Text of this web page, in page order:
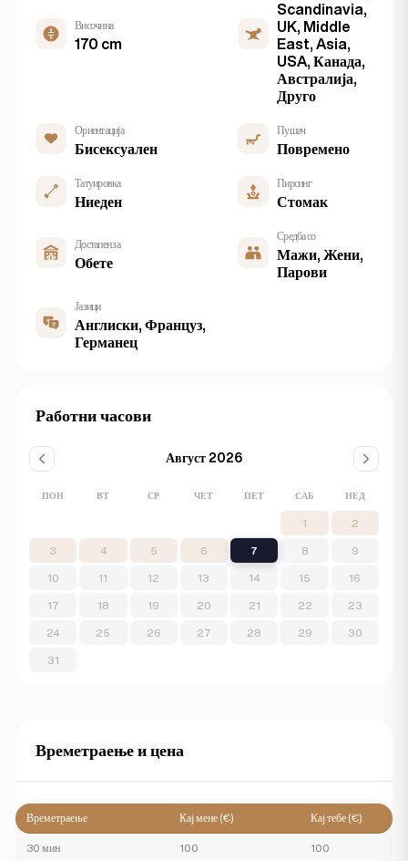
Височина
170 cm
Scandinavia,
UK, Middle
East, Asia,
USA, Канада,
Австралија,
Друго
Ориентација
Бисексуален
Пушач
Повремено
Татуировка
Ниеден
Пирсинг
Стомак
Достапен за
Обете
Средба со
Мажи, Жени,
Парови
Јазици
Англиски, Француз,
Германец
Работни часови
Август 2026
ПОН ВТ СР ЧЕТ ПЕТ САБ НЕД
1 2
3 4 5 6 7 8 9
10 11 12 13 14 15 16
17 18 19 20 21 22 23
24 25 26 27 28 29 30
31
Времетраење и цена
Времетраење Кај мене (€) Кај тебе (€)
30 мин 100 100